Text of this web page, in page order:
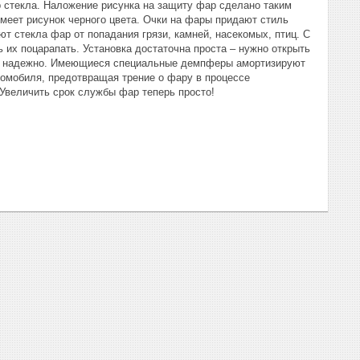
Наложение рисунка на защиту фар сделано таким
рисунок черного цвета. Очки на фары придают стиль
стекла фар от попадания грязи, камней, насекомых, птиц. С
поцарапать. Установка достаточна проста – нужно открыть
надежно. Имеющиеся специальные демпферы амортизируют
предотвращая трение о фару в процессе
срок службы фар теперь просто!